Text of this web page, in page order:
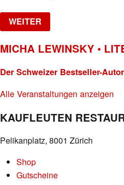
WEITER
MICHA LEWINSKY •
Der Schweizer Bestseller-
Alle Veranstaltungen anzeigen
KAUFLEUTEN
Pelikanplatz, 8001 Zürich
Shop
Gutscheine